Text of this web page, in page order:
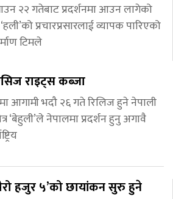
२२ गतेबाट प्रदर्शनमा आउन लागेको
प्रचारप्रसारलाई व्यापक पारिएको
टिमले
राइट्स कब्जा
आगामी भदौ २६ गते रिलिज हुने नेपाली
‘बेहुली’ले नेपालमा प्रदर्शन हुनु अगावै
हजुर ५’को छायांकन सुरु हुने